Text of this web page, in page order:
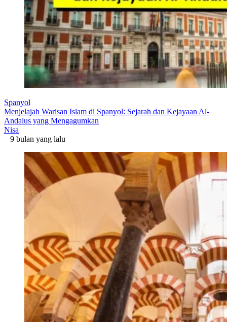
Spanyol
Menjelajah Warisan Islam di Spanyol: Sejarah dan Kejayaan Al-
Andalus yang Mengagumkan
Nisa
9 bulan yang lalu